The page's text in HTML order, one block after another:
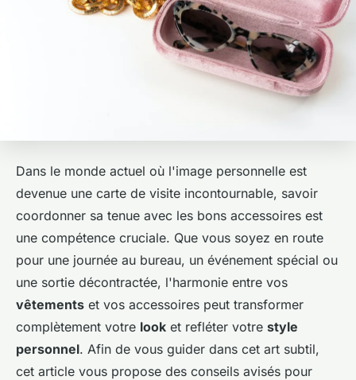
Dans le monde actuel où l'image personnelle est
devenue une carte de visite incontournable, savoir
coordonner sa tenue avec les bons accessoires est
une compétence cruciale. Que vous soyez en route
pour une journée au bureau, un événement spécial ou
une sortie décontractée, l'harmonie entre vos
vêtements et vos accessoires peut transformer
complètement votre look et refléter votre style
personnel. Afin de vous guider dans cet art subtil,
cet article vous propose des conseils avisés pour